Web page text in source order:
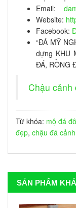
Email:
Website:
Facebook:
“ĐÁ MỸ
dựng KHU
ĐÁ, RỒNG
Chậu cảnh
Từ khóa: mộ đá
đẹp, chậu đá cảnh
SẢN PHẨM